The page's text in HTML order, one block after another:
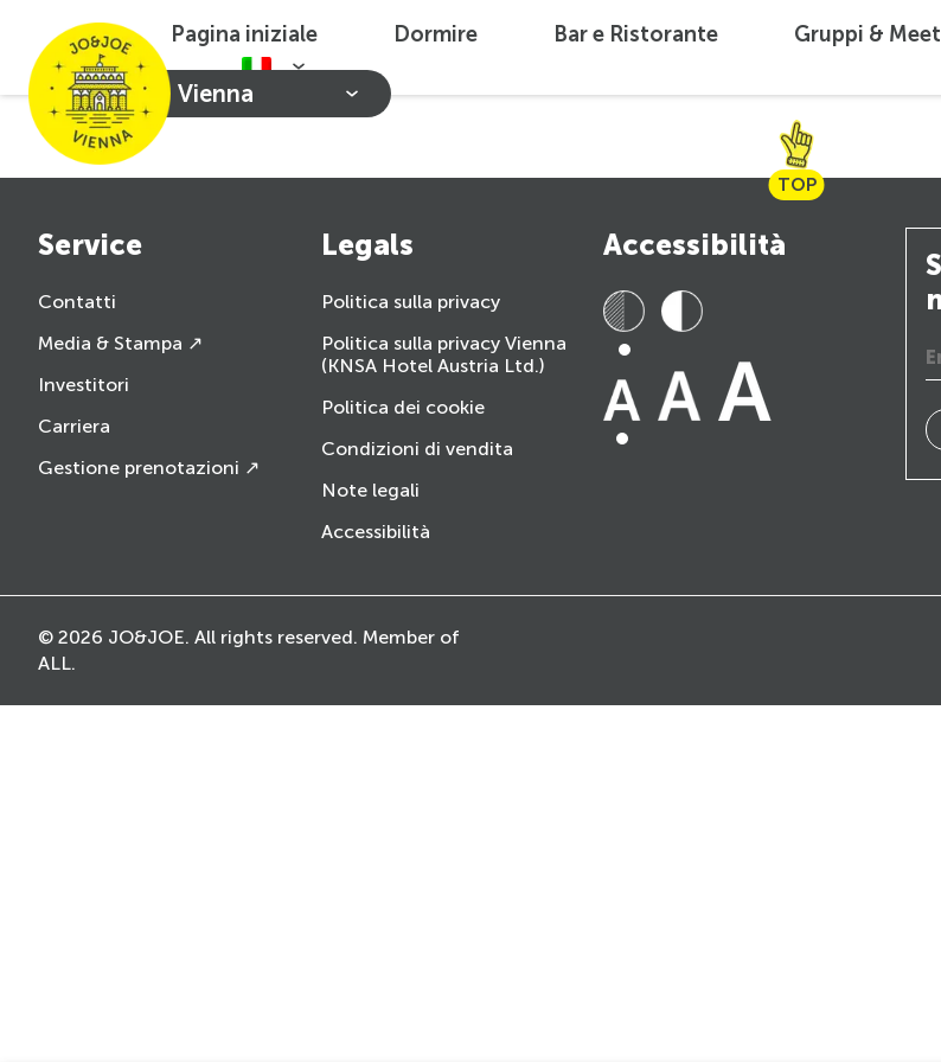
Vienna
Pagina iniziale Dormire Bar e Ristorante Gruppi &
TOP
Service
Contatti
Media & Stampa ↗
Investitori
Carriera
Gestione prenotazioni ↗
Legals
Politica sulla privacy
Politica sulla privacy Vienna
(KNSA Hotel Austria Ltd.)
Politica dei cookie
Condizioni di vendita
Note legali
Accessibilità
Accessibilità
© 2026 JO&JOE. All rights reserved. Member of
ALL.